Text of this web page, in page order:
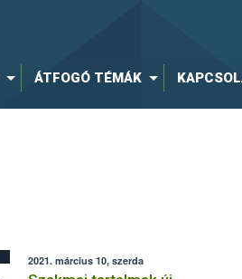
ÁTFOGÓ TÉMÁK
2021. március 10, szerda